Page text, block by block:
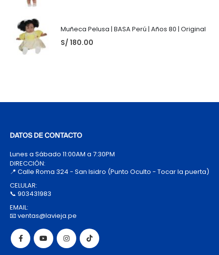
Muñeca Pelusa | BASA Perú | Años 80 | Original
S/ 180.00
DATOS DE CONTACTO
Lunes a Sábado 11:00AM a 7:30PM
DIRECCIÓN:
📍 Calle Roma 324 - San Isidro (Punto Oculto - Tocar la puerta)
CELULAR:
📞 903431983
EMAIL:
📧 ventas@lavieja.pe